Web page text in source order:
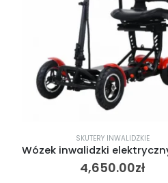
SKUTERY INWALIDZKIE
4,650.00zł